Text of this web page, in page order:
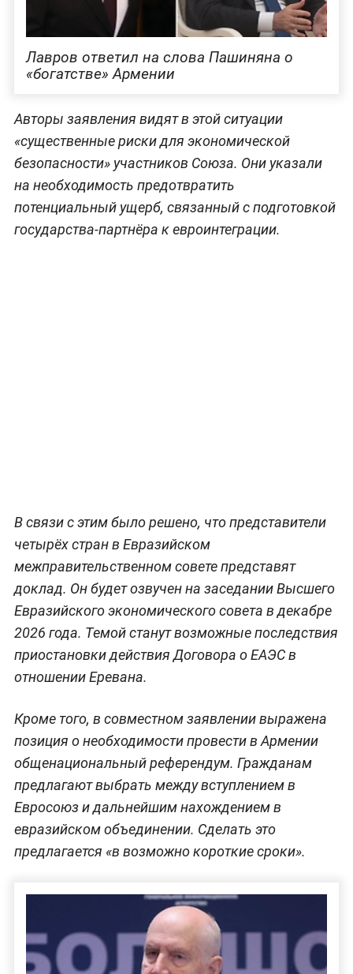
Лавров ответил на слова Пашиняна о
«богатстве» Армении
Авторы заявления видят в этой ситуации
«существенные риски для экономической
безопасности» участников Союза. Они указали
на необходимость предотвратить
потенциальный ущерб, связанный с подготовкой
государства-партнёра к евроинтеграции.
В связи с этим было решено, что представители
четырёх стран в Евразийском
межправительственном совете представят
доклад. Он будет озвучен на заседании Высшего
Евразийского экономического совета в декабре
2026 года. Темой станут возможные последствия
приостановки действия Договора о ЕАЭС в
отношении Еревана.
Кроме того, в совместном заявлении выражена
позиция о необходимости провести в Армении
общенациональный референдум. Гражданам
предлагают выбрать между вступлением в
Евросоюз и дальнейшим нахождением в
евразийском объединении. Сделать это
предлагается «в возможно короткие сроки».